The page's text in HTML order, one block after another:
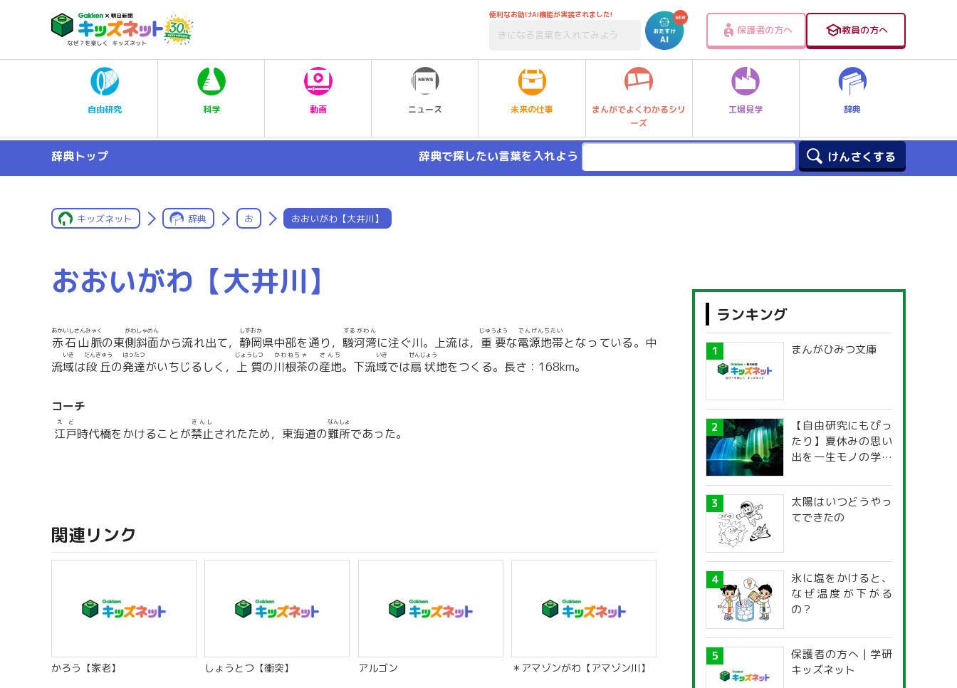
便利なお助けAI機能が実装されました!
保護者の方へ 教員の方へ
自由研究 科学 動画 ニュース 未来の仕事
まんがでよくわかるシリ
ーズ
工場見学 辞典
辞典トップ 辞典で探したい言葉を入れよう
キッズネット 辞典 お おおいがわ【大井川】
おおいがわ【大井川】
赤石山脈
あかいしさんみゃく
の東側斜面
がわしゃめん
から流れ出て， 静岡
しずおか
県中部を通り， 駿河湾
するがわん
に注ぐ川。上流は， 重要
じゅうよう
な電源地帯
でんげんちたい
となっている。中
流域
いき
は段丘
だんきゅう
の発達
はったつ
がいちじるしく， 上質
じょうしつ
の川根茶
かわねちゃ
の産地
さんち
。下流域
いき
では扇状
せんじょう
地をつくる。長さ：168km。
コーチ
江戸
えど
時代橋をかけることが禁止
きんし
されたため，東海道の難所
なんしょ
であった。
関連リンク
かろう【家老】 しょうとつ【衝突】 アルゴン ＊アマゾンがわ【アマゾン川】
ランキング
まんがひみつ文庫
【自由研究にもぴっ
たり】夏休みの思い
出を一生モノの学び
探究ガイド
太陽はいつどうやっ
てできたの
氷に塩をかけると、
なぜ温度が下がる
の？
保護者の方へ | 学研
キッズネット